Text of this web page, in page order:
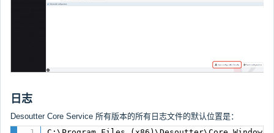
日志
Desoutter Core Service 所有版本的所有日志文件的默认位置是：